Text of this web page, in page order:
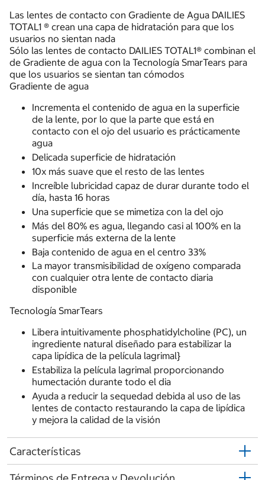
Las lentes de contacto con Gradiente de Agua DAILIES
TOTAL1 ® crean una capa de hidratación para que los
usuarios no sientan nada
Sólo las lentes de contacto DAILIES TOTAL1® combinan el
de Gradiente de agua con la Tecnología SmarTears para
que los usuarios se sientan tan cómodos
Gradiente de agua
Incrementa el contenido de agua en la superficie
de la lente, por lo que la parte que está en
contacto con el ojo del usuario es prácticamente
agua
Delicada superficie de hidratación
10x más suave que el resto de las lentes
Increíble lubricidad capaz de durar durante todo el
día, hasta 16 horas
Una superficie que se mimetiza con la del ojo
Más del 80% es agua, llegando casi al 100% en la
superficie más externa de la lente
Baja contenido de agua en el centro 33%
La mayor transmisibilidad de oxígeno comparada
con cualquier otra lente de contacto diaria
disponible
Tecnología SmarTears
Libera intuitivamente phosphatidylcholine (PC), un
ingrediente natural diseñado para estabilizar la
capa lipídica de la película lagrimal}
Estabiliza la película lagrimal proporcionando
humectación durante todo el dia
Ayuda a reducir la sequedad debida al uso de las
lentes de contacto restaurando la capa de lipídica
y mejora la calidad de la visión
Características